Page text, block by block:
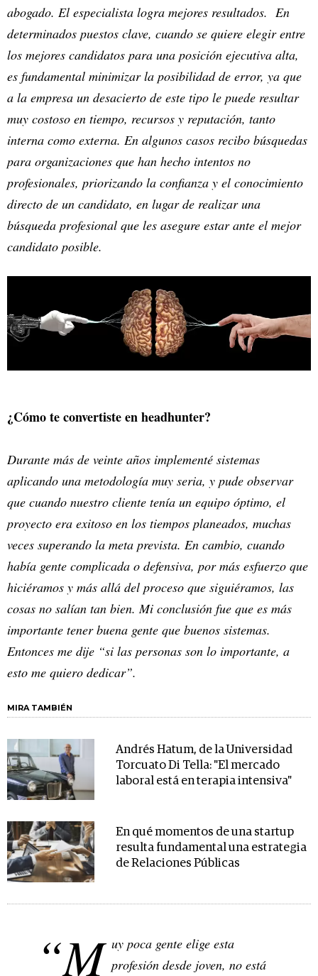
abogado. El especialista logra mejores resultados. En
determinados puestos clave, cuando se quiere elegir entre
los mejores candidatos para una posición ejecutiva alta,
es fundamental minimizar la posibilidad de error, ya que
a la empresa un desacierto de este tipo le puede resultar
muy costoso en tiempo, recursos y reputación, tanto
interna como externa. En algunos casos recibo búsquedas
para organizaciones que han hecho intentos no
profesionales, priorizando la confianza y el conocimiento
directo de un candidato, en lugar de realizar una
búsqueda profesional que les asegure estar ante el mejor
candidato posible.
¿Cómo te convertiste en headhunter?
Durante más de veinte años implementé sistemas
aplicando una metodología muy seria, y pude observar
que cuando nuestro cliente tenía un equipo óptimo, el
proyecto era exitoso en los tiempos planeados, muchas
veces superando la meta prevista. En cambio, cuando
había gente complicada o defensiva, por más esfuerzo que
hiciéramos y más allá del proceso que siguiéramos, las
cosas no salían tan bien. Mi conclusión fue que es más
importante tener buena gente que buenos sistemas.
Entonces me dije “si las personas son lo importante, a
esto me quiero dedicar”.
MIRA TAMBIÉN
Andrés Hatum, de la Universidad
Torcuato Di Tella: "El mercado
laboral está en terapia intensiva"
En qué momentos de una startup
resulta fundamental una estrategia
de Relaciones Públicas
“M uy poca gente elige esta
profesión desde joven, no está